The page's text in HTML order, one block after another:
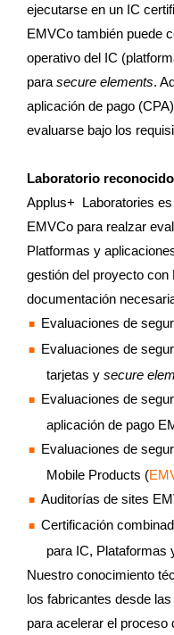
ejecutarse en un IC
EMVCo también puede
operativo del IC
para secure elements.
aplicación de pago
evaluarse bajo los
Laboratorio
Applus+ Laboratories
EMVCo para realzar
Platformas y
gestión del proyecto
documentación
Evaluaciones de
Evaluaciones de
tarjetas y secure
Evaluaciones de
aplicación de pago
Evaluaciones de
Mobile Products (
Auditorías de sites
Certificación
para IC, Plataformas
Nuestro conocimiento
los fabricantes desde
para acelerar el proceso